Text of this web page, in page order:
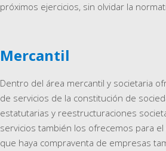
próximos ejercicios, sin olvidar la
Mercantil
Dentro del área mercantil y societaria
de servicios de la constitución de
estatutarias y reestructuraciones
servicios también los ofrecemos para
que haya compraventa de empresas